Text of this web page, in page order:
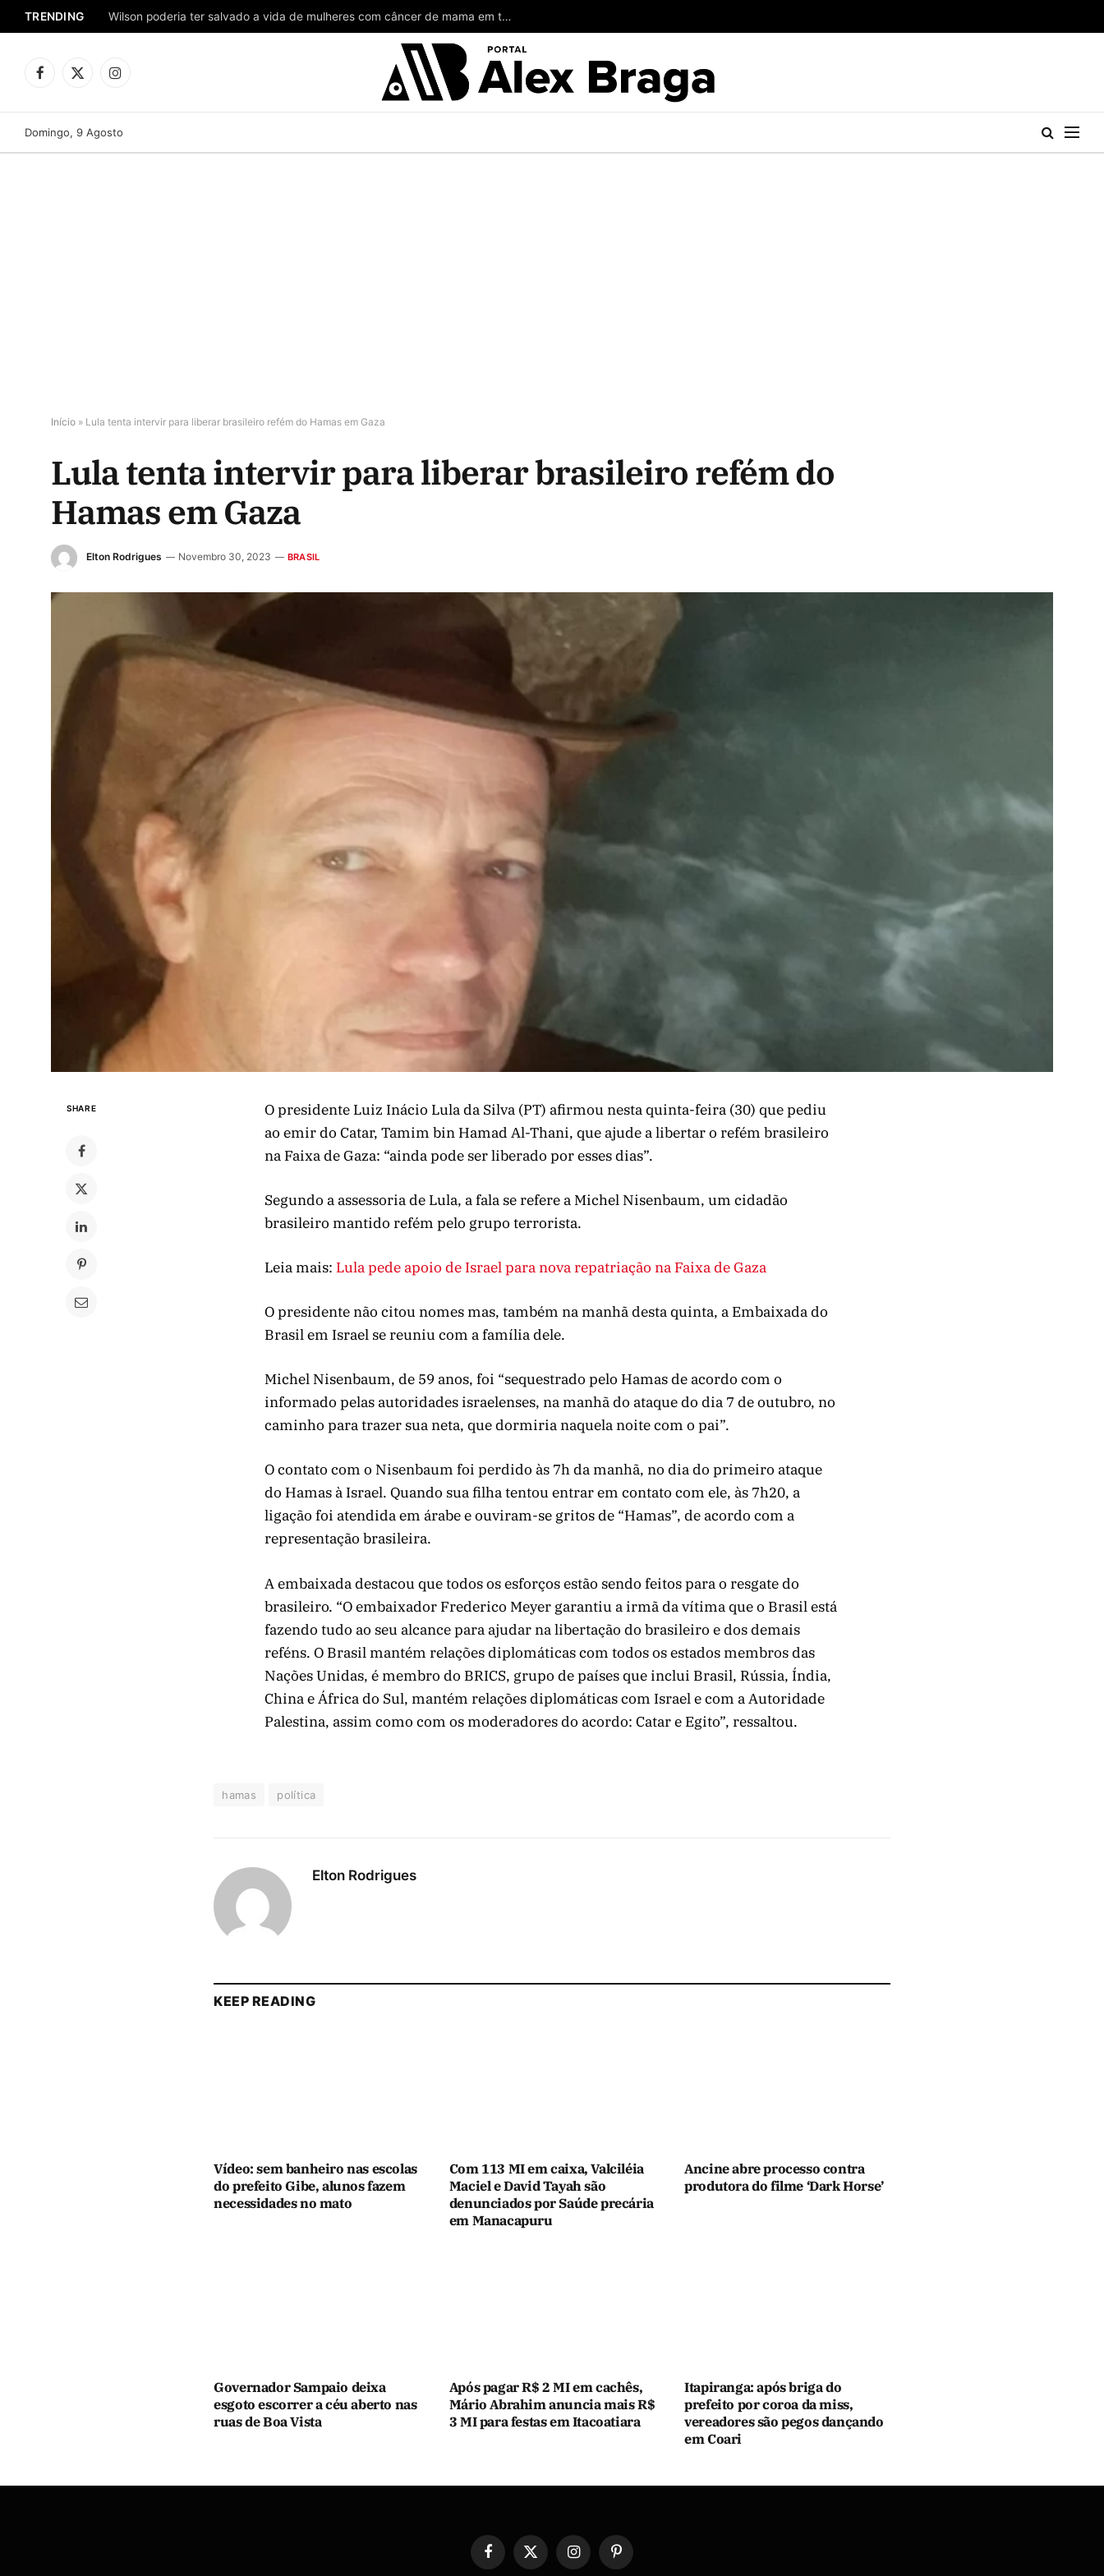
TRENDING Wilson poderia ter salvado a vida de mulheres com câncer de mama em todo o Amazonas
Facebook
X
Instagram
Domingo, 9 Agosto
Início » Lula tenta intervir para liberar brasileiro refém do Hamas em Gaza
Lula tenta intervir para liberar brasileiro refém do
Hamas em Gaza
Elton Rodrigues Novembro 30, 2023 BRASIL
SHARE
O presidente Luiz Inácio Lula da Silva (PT) afirmou nesta quinta-feira (30) que pediu
ao emir do Catar, Tamim bin Hamad Al-Thani, que ajude a libertar o refém brasileiro
na Faixa de Gaza: “ainda pode ser liberado por esses dias”.
Segundo a assessoria de Lula, a fala se refere a Michel Nisenbaum, um cidadão
brasileiro mantido refém pelo grupo terrorista.
Leia mais: Lula pede apoio de Israel para nova repatriação na Faixa de Gaza
O presidente não citou nomes mas, também na manhã desta quinta, a Embaixada do
Brasil em Israel se reuniu com a família dele.
Michel Nisenbaum, de 59 anos, foi “sequestrado pelo Hamas de acordo com o
informado pelas autoridades israelenses, na manhã do ataque do dia 7 de outubro, no
caminho para trazer sua neta, que dormiria naquela noite com o pai”.
O contato com o Nisenbaum foi perdido às 7h da manhã, no dia do primeiro ataque
do Hamas à Israel. Quando sua filha tentou entrar em contato com ele, às 7h20, a
ligação foi atendida em árabe e ouviram-se gritos de “Hamas”, de acordo com a
representação brasileira.
A embaixada destacou que todos os esforços estão sendo feitos para o resgate do
brasileiro. “O embaixador Frederico Meyer garantiu a irmã da vítima que o Brasil está
fazendo tudo ao seu alcance para ajudar na libertação do brasileiro e dos demais
reféns. O Brasil mantém relações diplomáticas com todos os estados membros das
Nações Unidas, é membro do BRICS, grupo de países que inclui Brasil, Rússia, Índia,
China e África do Sul, mantém relações diplomáticas com Israel e com a Autoridade
Palestina, assim como com os moderadores do acordo: Catar e Egito”, ressaltou.
hamas política
Elton Rodrigues
KEEP READING
Vídeo: sem banheiro nas escolas
do prefeito Gibe, alunos fazem
necessidades no mato
Com 113 MI em caixa, Valciléia
Maciel e David Tayah são
denunciados por Saúde precária
em Manacapuru
Ancine abre processo contra
produtora do filme ‘Dark Horse’
Governador Sampaio deixa
esgoto escorrer a céu aberto nas
ruas de Boa Vista
Após pagar R$ 2 MI em cachês,
Mário Abrahim anuncia mais R$
3 MI para festas em Itacoatiara
Itapiranga: após briga do
prefeito por coroa da miss,
vereadores são pegos dançando
em Coari
Facebook
X
InstagramPinterest